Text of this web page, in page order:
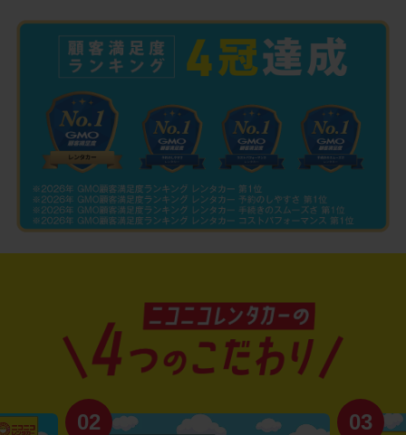
02 03